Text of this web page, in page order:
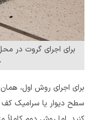
برای اجرای گروت در
برای اجرای روش اول،
سطح دیوار یا سرامیک کف